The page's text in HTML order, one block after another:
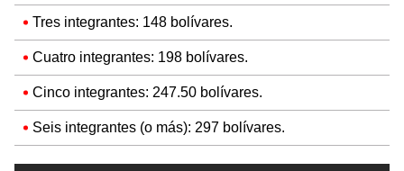
Tres integrantes: 148 bolívares.
Cuatro integrantes: 198 bolívares.
Cinco integrantes: 247.50 bolívares.
Seis integrantes (o más): 297 bolívares.